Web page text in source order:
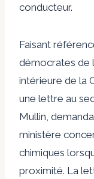
conducteur.
Faisant
démocrates de
intérieure de la
une lettre au
Mullin,
ministère
chimiques
proximité. La